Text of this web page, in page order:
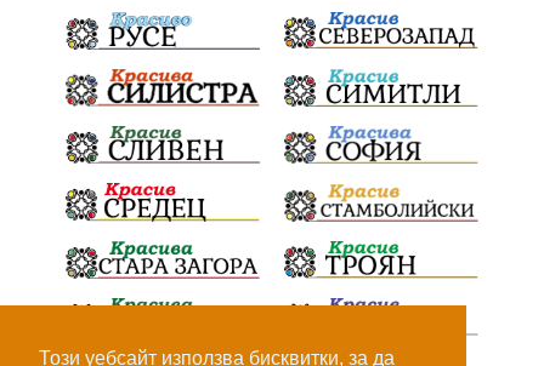
Този уебсайт използва бисквитки, за да